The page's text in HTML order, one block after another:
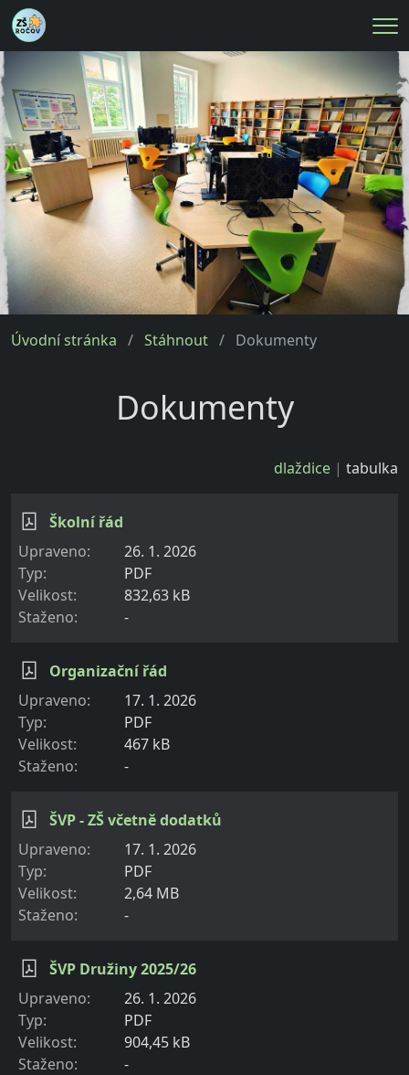
Úvodní stránka Stáhnout Dokumenty
Dokumenty
dlaždice tabulka
Školní řád
26. 1. 2026
PDF
832,63 kB
-
Organizační řád
17. 1. 2026
PDF
467 kB
-
ŠVP - ZŠ včetně dodatků
17. 1. 2026
PDF
2,64 MB
-
ŠVP Družiny 2025/26
26. 1. 2026
PDF
904,45 kB
-